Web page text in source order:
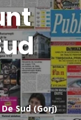
Sud (Gorj)